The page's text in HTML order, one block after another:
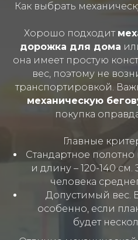
Как выбрать
Хорошо подходит
дорожка для дома
она имеет простую
вес, поэтому не
транспортировкой.
механическую
покупка
Главные
Стандартное
и длину – 120-140 см.
человека
Допустимый вес.
особенно, если
будет